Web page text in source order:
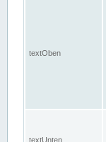
textOben
textUnten